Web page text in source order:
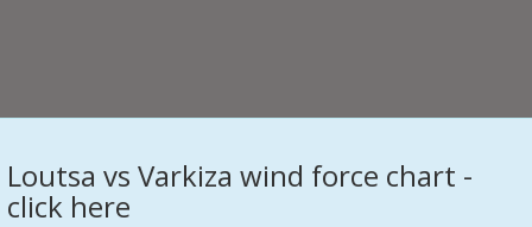
Loutsa vs Varkiza wind force chart -
click here